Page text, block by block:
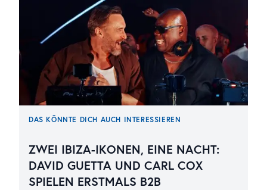
DAS KÖNNTE DICH AUCH INTERESSIEREN
ZWEI IBIZA-IKONEN, EINE NACHT:
DAVID GUETTA UND CARL COX
SPIELEN ERSTMALS B2B